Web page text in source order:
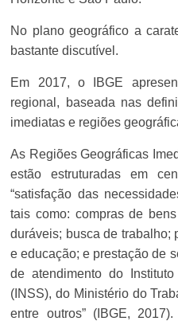
No plano geográfico a
bastante discutível.
Em 2017, o IBGE
regional, baseada nas
imediatas e regiões
As Regiões Geográficas
estão estruturadas em
“satisfação das
tais como: compras de
duráveis; busca de trabalho;
e educação; e prestação de
de atendimento do
(INSS), do Ministério do
entre outros” (IBGE,